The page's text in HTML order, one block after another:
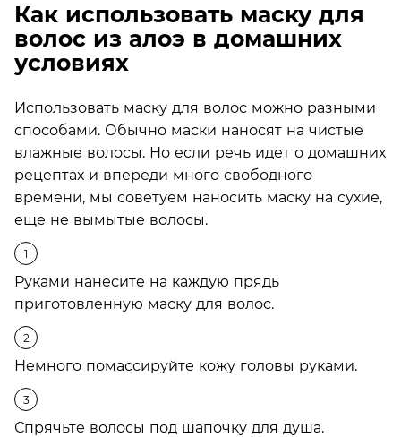
Как использовать маску для
волос из алоэ в домашних
условиях
Использовать маску для волос можно разными
способами. Обычно маски наносят на чистые
влажные волосы. Но если речь идет о домашних
рецептах и впереди много свободного
времени, мы советуем наносить маску на сухие,
еще не вымытые волосы.
Руками нанесите на каждую прядь
приготовленную маску для волос.
Немного помассируйте кожу головы руками.
Спрячьте волосы под шапочку для душа.